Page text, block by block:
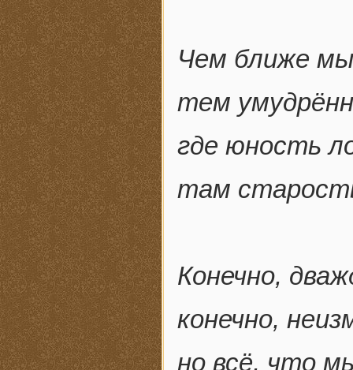
Чем ближе мы
тем
где юность
там
Конечно,
конечно,
но всё, что